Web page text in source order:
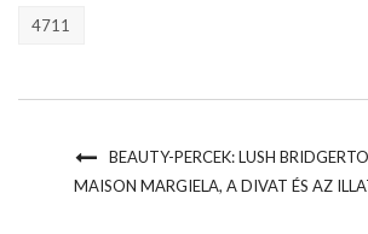
4711
BEAUTY-PERCEK: LUSH
MAISON MARGIELA, A DIVAT ÉS AZ